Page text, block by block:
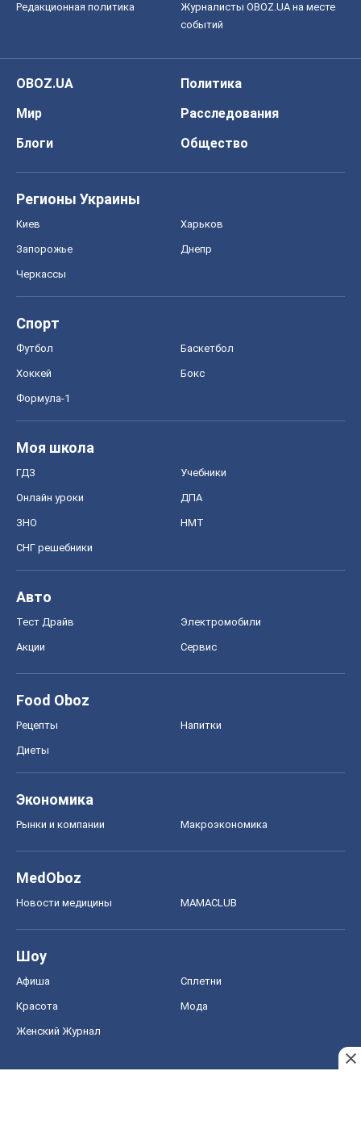
Редакционная политика
Журналисты OBOZ.UA на месте
событий
OBOZ.UA
Политика
Мир
Расследования
Блоги
Общество
Регионы Украины
Киев Харьков
Запорожье Днепр
Черкассы
Спорт
Футбол Баскетбол
Хоккей Бокс
Формула-1
Моя школа
ГДЗ Учебники
Онлайн уроки ДПА
ЗНО НМТ
СНГ решебники
Авто
Тест Драйв Электромобили
Акции Сервис
Food Oboz
Рецепты Напитки
Диеты
Экономика
Рынки и компании Mакроэкономика
MedOboz
Новости медицины MAMACLUB
Шоу
Афиша Сплетни
Красота Мода
Женский Журнал